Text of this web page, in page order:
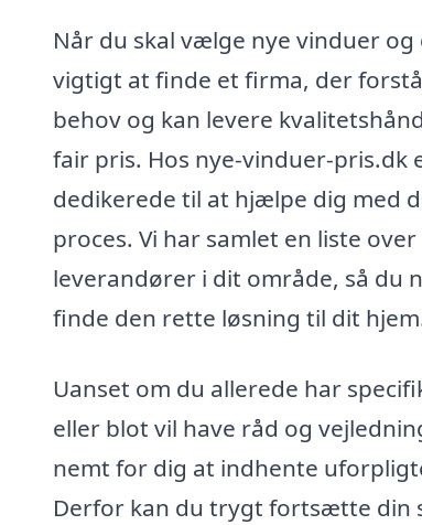
Når du skal vælge nye vinduer
vigtigt at finde et firma, der
behov og kan levere
fair pris. Hos nye-vinduer-pris.dk
dedikerede til at hjælpe dig med
proces. Vi har samlet en liste
leverandører i dit område, så du
finde den rette løsning til dit
Uanset om du allerede har
eller blot vil have råd og
nemt for dig at indhente
Derfor kan du trygt fortsætte din